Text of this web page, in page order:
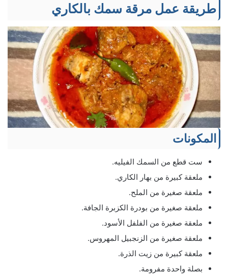
طريقة عمل مرقة سمك بالكاري
المكونات
ست قطع من السمك الفيليه.
ملعقة كبيرة من بهار الكاري.
ملعقة صغيرة من الملح.
ملعقة صغيرة من بودرة الكزبرة الجافة.
ملعقة صغيرة من الفلفل الأسود.
ملعقة صغيرة من الزنجبيل المهروس.
ملعقة كبيرة من زيت الذرة.
بصلة واحدة مفرومة.